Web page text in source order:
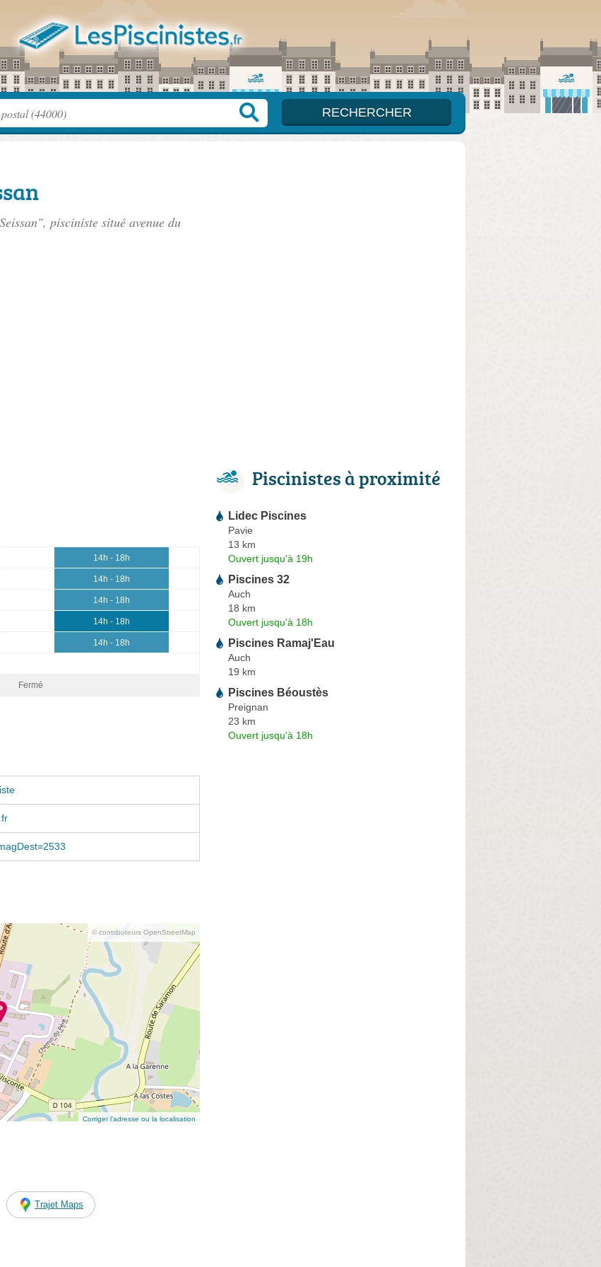
pisciniste situé avenue du
14h - 18h
14h - 18h
14h - 18h
14h - 18h
14h - 18h
Fermé
© contributeurs OpenStreetMap
Corriger l’adresse ou la localisation
Trajet Maps
Piscinistes à proximité
Lidec Piscines
Pavie
13 km
Ouvert jusqu'à 19h
Piscines 32
Auch
18 km
Ouvert jusqu'à 18h
Piscines Ramaj'Eau
Auch
19 km
Piscines Béoustès
Preignan
23 km
Ouvert jusqu'à 18h